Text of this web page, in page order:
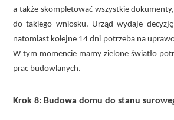
a także skompletować wszystkie dokumenty,
do takiego wniosku. Urząd wydaje
natomiast kolejne 14 dni potrzeba na
W tym momencie mamy zielone światło
prac budowlanych.
Krok 8: Budowa domu do stanu